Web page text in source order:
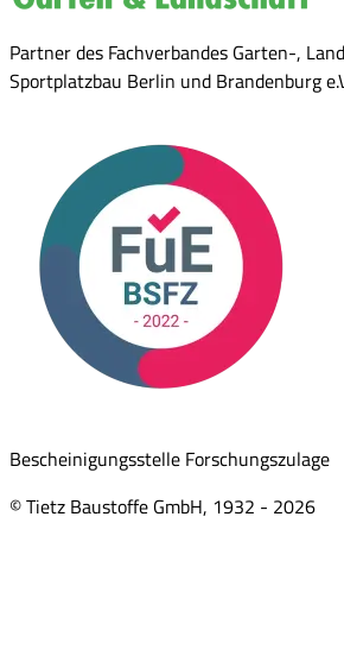
Partner des Fachverbandes Garten-,
Sportplatzbau Berlin und Brandenburg
Bescheinigungsstelle Forschungszulage
© Tietz Baustoffe GmbH, 1932 - 2026